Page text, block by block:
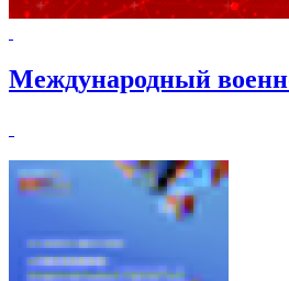
Международный